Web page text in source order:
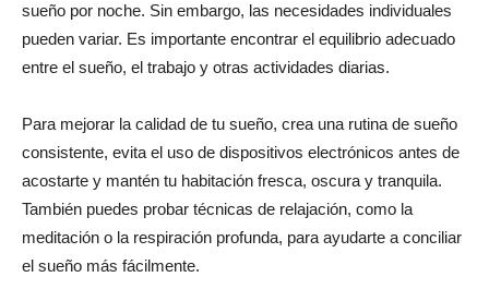
sueño por noche. Sin embargo, las necesidades individuales
pueden variar. Es importante encontrar el equilibrio adecuado
entre el sueño, el trabajo y otras actividades diarias.
Para mejorar la calidad de tu sueño, crea una rutina de sueño
consistente, evita el uso de dispositivos electrónicos antes de
acostarte y mantén tu habitación fresca, oscura y tranquila.
También puedes probar técnicas de relajación, como la
meditación o la respiración profunda, para ayudarte a conciliar
el sueño más fácilmente.